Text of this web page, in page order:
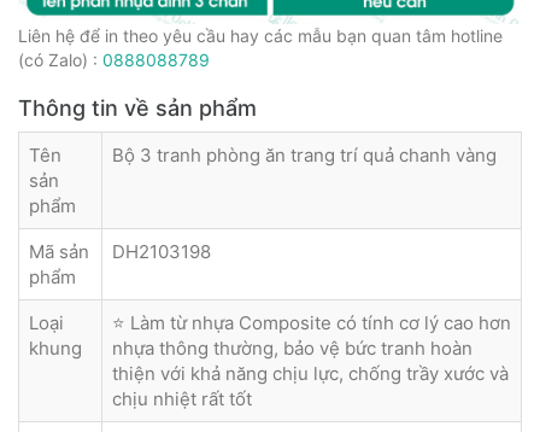
Liên hệ để in theo yêu cầu hay các mẫu bạn quan tâm hotline
(có Zalo) : 0888088789
Thông tin về sản phẩm
Tên
sản
phẩm
Bộ 3 tranh phòng ăn trang trí quả chanh vàng
Mã sản
phẩm
DH2103198
Loại
khung
⭐ Làm từ nhựa Composite có tính cơ lý cao hơn
nhựa thông thường, bảo vệ bức tranh hoàn
thiện với khả năng chịu lực, chống trầy xước và
chịu nhiệt rất tốt